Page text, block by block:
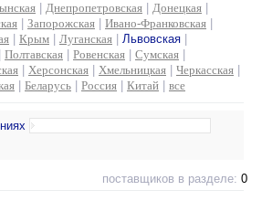
Днепропетровская Донецкая
Запорожская Ивано-Франковская
Крым Луганская Львовская
Полтавская Ровенская Сумская
Херсонская Хмельницкая Черкасская
Беларусь Россия Китай все
поставщиков в разделе: 0